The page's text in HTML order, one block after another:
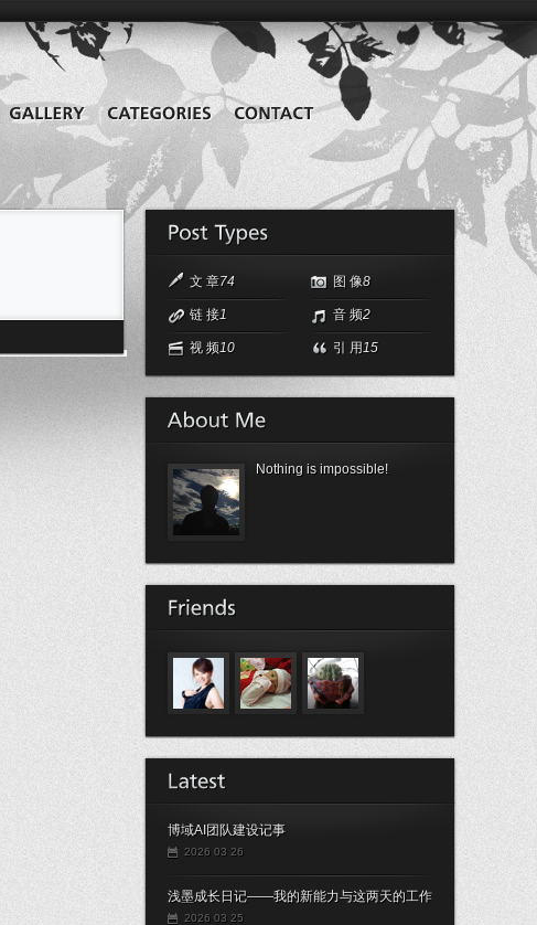
文 章74 图 像8
链 接1 音 频2
视 频10 引 用15
Nothing is impossible!
博域AI团队建设记事
2026 03 26
浅墨成长日记——我的新能力与这两天的工作
2026 03 25